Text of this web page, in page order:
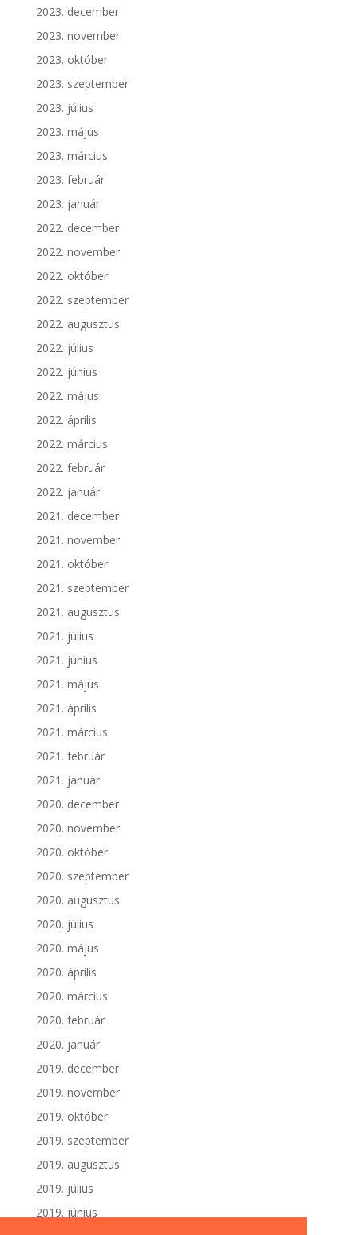
2023. december
2023. november
2023. október
2023. szeptember
2023. július
2023. május
2023. március
2023. február
2023. január
2022. december
2022. november
2022. október
2022. szeptember
2022. augusztus
2022. július
2022. június
2022. május
2022. április
2022. március
2022. február
2022. január
2021. december
2021. november
2021. október
2021. szeptember
2021. augusztus
2021. július
2021. június
2021. május
2021. április
2021. március
2021. február
2021. január
2020. december
2020. november
2020. október
2020. szeptember
2020. augusztus
2020. július
2020. május
2020. április
2020. március
2020. február
2020. január
2019. december
2019. november
2019. október
2019. szeptember
2019. augusztus
2019. július
2019. június